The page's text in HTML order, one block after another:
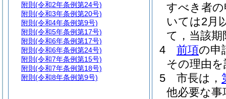
すべき者
いては2月
て，当該
4
前項の申
その理由
5
市長は，
他必要な
附則 (令和2年条例第24号)
附則 (令和3年条例第20号)
附則 (令和4年条例第9号)
附則 (令和5年条例第17号)
附則 (令和6年条例第17号)
附則 (令和6年条例第24号)
附則 (令和7年条例第15号)
附則 (令和7年条例第18号)
附則 (令和8年条例第9号)